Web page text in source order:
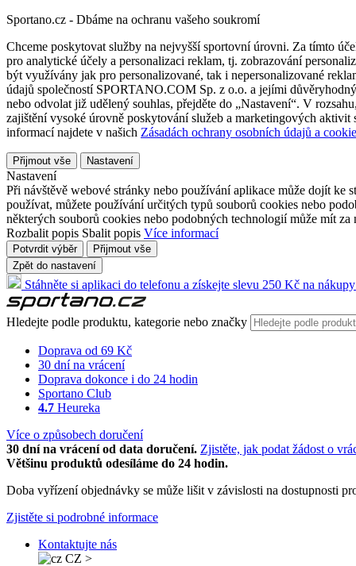
Sportano.cz - Dbáme na ochranu vašeho soukromí
Chceme poskytovat služby na nejvyšší sportovní úrovni. Za tímto
pro analytické účely a personalizaci reklam, tj. zobrazování
být využívány jak pro personalizované, tak i nepersonalizované
údajů společností SPORTANO.COM Sp. z o.o. a jejími
nebo odvolat již udělený souhlas, přejděte do „Nastavení“. V
zajištění vysoké úrovně poskytování služeb a marketingových
informací najdete v našich Zásadách ochrany osobních údajů a
Přijmout vše Nastavení
Nastavení
Při návštěvě webové stránky nebo používání aplikace může dojít ke
používat, můžete používání určitých typů souborů cookies nebo
některých souborů cookies nebo podobných technologií může mít
Rozbalit popis Sbalit popis Více informací
Potvrdit výběr
Přijmout vše
Zpět do nastavení
Stáhněte si aplikaci do telefonu a získejte slevu 250 Kč na
Hledejte podle produktu, kategorie nebo značky
Doprava od 69 Kč
30 dní na vrácení
Doprava dokonce i do 24 hodin
Sportano Club
4.7 Heureka
Více o způsobech doručení
30 dní na vrácení od data doručení. Zjistěte, jak podat žádost o
Většinu produktů odesíláme do 24 hodin.
Doba vyřízení objednávky se může lišit v závislosti na dostupnosti
Zjistěte si podrobné informace
Kontaktujte nás
CZ >